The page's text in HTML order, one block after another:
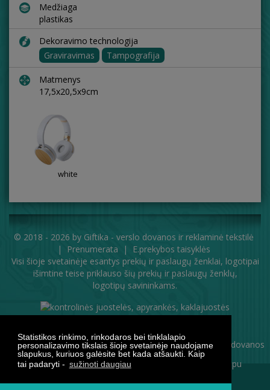
Statistikos rinkimo, rinkodaros bei tinklalapio
personalizavimo tikslais šioje svetainėje naudojame
slapukus, kuriuos galėsite bet kada atšaukti. Kaip
tai padaryti - sužinoti daugiau
Medžiaga
plastikas
Dekoravimo technologija
Graviravimas
Tampografija
Matmenys
17,5x20,5x9cm
white
© 2018 - 2026 by Giftika - verslo dovanos ir reklaminė tekstilė
|
Prenumerata |
E.prekybos taisyklės
Visi šioje svetainėje esantys prekių ir paslaugų ženklai, logotipai
išimtine teise priklauso šių prekių ir paslaugų ženklų,
logotipų savininkams.